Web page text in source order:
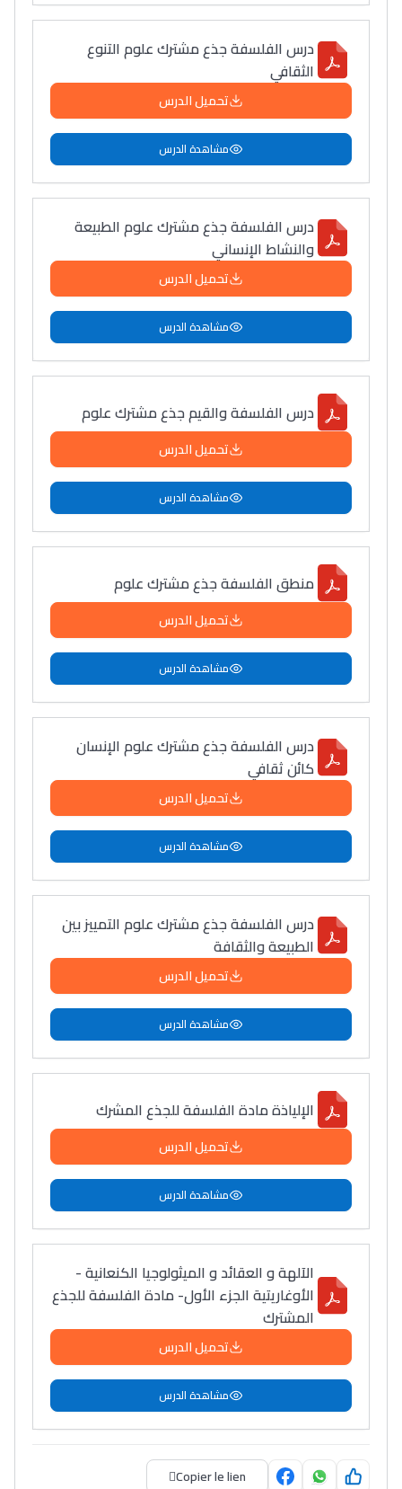
درس الفلسفة جذع مشترك علوم التنوع
الثقافي
تحميل الدرس
مشاهدة الدرس
درس الفلسفة جذع مشترك علوم الطبيعة
والنشاط الإنساني
تحميل الدرس
مشاهدة الدرس
درس الفلسفة والقيم جذع مشترك علوم
تحميل الدرس
مشاهدة الدرس
منطق الفلسفة جذع مشترك علوم
تحميل الدرس
مشاهدة الدرس
درس الفلسفة جذع مشترك علوم الإنسان
كائن ثقافي
تحميل الدرس
مشاهدة الدرس
درس الفلسفة جذع مشترك علوم التمييز بين
الطبيعة والثقافة
تحميل الدرس
مشاهدة الدرس
الإلياذة مادة الفلسفة للجذع المشرك
تحميل الدرس
مشاهدة الدرس
الآلهة و العقائد و الميثولوجيا الكنعانية -
الأوغاريتية الجزء الأول- مادة الفلسفة للجذع
المشترك
تحميل الدرس
مشاهدة الدرس
Copier le lien